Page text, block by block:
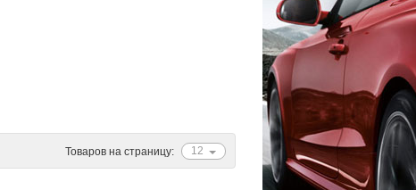
12
Товаров на страницу: